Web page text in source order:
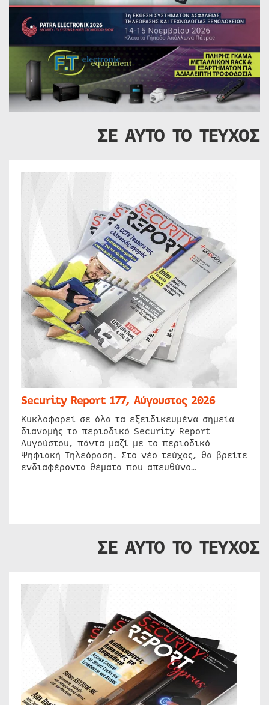
ΣΕ ΑΥΤΟ ΤΟ ΤΕΥΧΟΣ
Security Report 177, Αύγουστος 2026
Κυκλοφορεί σε όλα τα εξειδικευμένα σημεία
διανομής το περιοδικό Security Report
Αυγούστου, πάντα μαζί με το περιοδικό
Ψηφιακή Τηλεόραση. Στο νέο τεύχος, θα βρείτε
ενδιαφέροντα θέματα που απευθύνο…
ΣΕ ΑΥΤΟ ΤΟ ΤΕΥΧΟΣ